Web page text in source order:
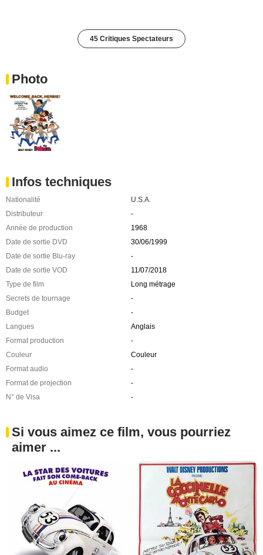
45 Critiques Spectateurs
Photo
Infos techniques
Nationalité
U.S.A.
Distributeur
-
Année de production
1968
Date de sortie DVD
30/06/1999
Date de sortie Blu-ray
-
Date de sortie VOD
11/07/2018
Type de film
Long métrage
Secrets de tournage
-
Budget
-
Langues
Anglais
Format production
-
Couleur
Couleur
Format audio
-
Format de projection
-
N° de Visa
-
Si vous aimez ce film, vous pourriez
aimer ...